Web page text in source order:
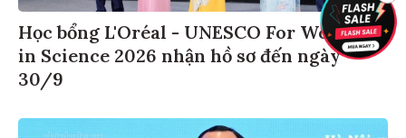
Học bổng L'Oréal - UNESCO For Women
in Science 2026 nhận hồ sơ đến ngày
30/9